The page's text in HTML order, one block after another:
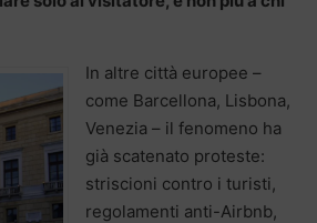
In altre città europee –
come Barcellona, Lisbona,
Venezia – il fenomeno ha
già scatenato proteste:
striscioni contro i turisti,
regolamenti anti-Airbnb,